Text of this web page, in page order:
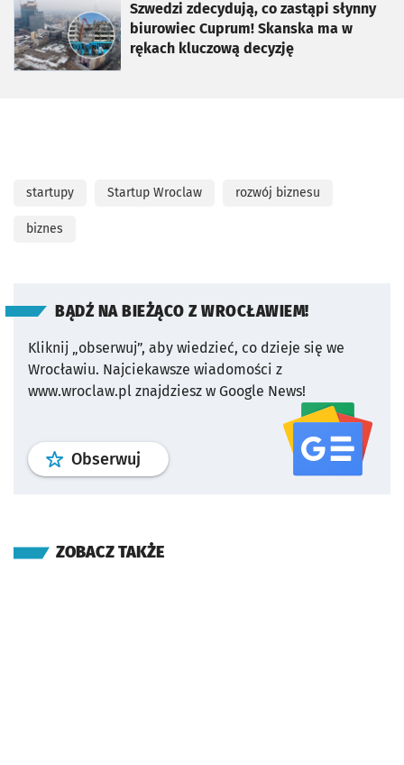
Szwedzi zdecydują, co zastąpi słynny
biurowiec Cuprum! Skanska ma w
rękach kluczową decyzję
otworzy się w nowej karcie
startupy Startup Wroclaw rozwój biznesu
biznes
BĄDŹ NA BIEŻĄCO Z WROCŁAWIEM!
Kliknij „obserwuj”, aby wiedzieć, co dzieje się we
Wrocławiu. Najciekawsze wiadomości z
www.wroclaw.pl znajdziesz w Google News!
Obserwuj profil serwisu
ZOBACZ TAKŻE